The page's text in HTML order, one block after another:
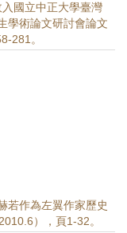
國立中正大學臺灣
學術論文研討會論文
281。
若作為左翼作家歷史
），頁1-32。